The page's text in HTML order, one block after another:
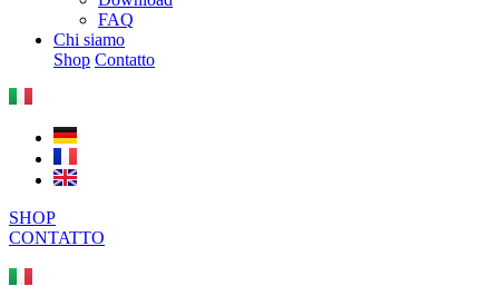
FAQ
Chi siamo
Shop Contatto
SHOP
CONTATTO